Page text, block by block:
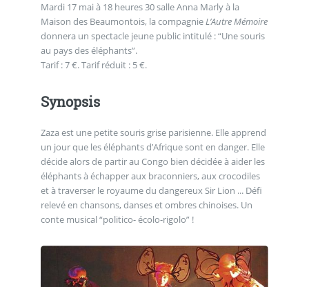
Mardi 17 mai à 18 heures 30 salle Anna Marly à la
Maison des Beaumontois, la compagnieL’Autre Mémoire
donnera un spectacle jeune public intitulé : “Une souris
au pays des éléphants”.
Tarif : 7 €. Tarif réduit : 5 €.
Synopsis
Zaza est une petite souris grise parisienne. Elle apprend
un jour que les éléphants d’Afrique sont en danger. Elle
décide alors de partir au Congo bien décidée à aider les
éléphants à échapper aux braconniers, aux crocodiles
et à traverser le royaume du dangereux Sir Lion ... Défi
relevé en chansons, danses et ombres chinoises. Un
conte musical “politico- écolo-rigolo” !